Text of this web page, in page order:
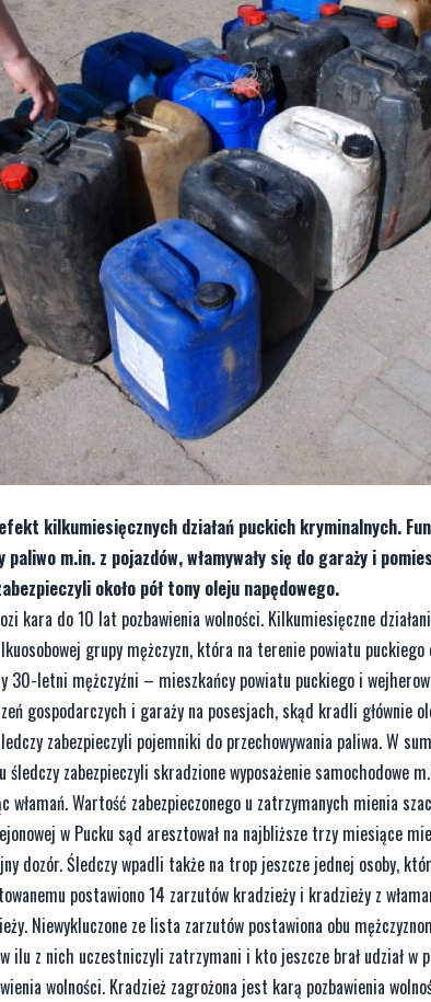
kilkumiesięcznych działań puckich kryminalnych.
m.in. z pojazdów, włamywały się do garaży i
około pół tony oleju napędowego.
kara do 10 lat pozbawienia wolności. Kilkumiesięczne
grupy mężczyzn, która na terenie powiatu puckiego
letni mężczyźni – mieszkańcy powiatu puckiego i
gospodarczych i garaży na posesjach, skąd kradli głównie
zabezpieczyli pojemniki do przechowywania paliwa. W
zabezpieczyli skradzione wyposażenie samochodowe
Wartość zabezpieczonego u zatrzymanych mienia
w Pucku sąd aresztował na najbliższe trzy miesiące
dozór. Śledczy wpadli także na trop jeszcze jednej osoby,
postawiono 14 zarzutów kradzieży i kradzieży z
Niewykluczone ze lista zarzutów postawiona obu
ilu z nich uczestniczyli zatrzymani i kto jeszcze brał udział w
wolności. Kradzież zagrożona jest karą pozbawienia